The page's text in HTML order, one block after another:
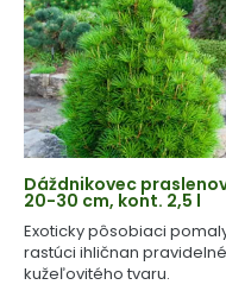
Dáždnikovec
20-30 cm, kont. 2,5 l
Exoticky pôsobiaci
rastúci ihličnan
kužeľovitého tvaru.